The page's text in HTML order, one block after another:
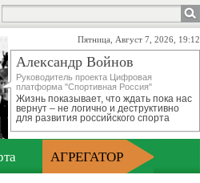
Пятница, Август 7, 2026, 19:12
Александр Войнов
Руководитель проекта Цифровая
платформа "Спортивная Россия"
Жизнь показывает, что ждать пока нас
вернут – не логично и деструктивно
для развития российского спорта
АГРЕГАТОР